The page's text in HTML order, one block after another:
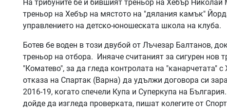
На трибуните бе и бившият треньор на Хебър
треньор на Хебър на мястото на "дялания камък"
управлението на детско-юношеската школа на клуба.
Ботев бе воден в този двубой от Лъчезар Балтанов,
треньор на отбора. Иняаче считаният за сигурен нов
"Коматево", за да гледа контролата на "канарчетата"
отказа на Спартак (Варна) да удължи договора си
2016-19, когато спечели Купа и Суперкупа на
дойде да изгледа проверката, пишат колегите от